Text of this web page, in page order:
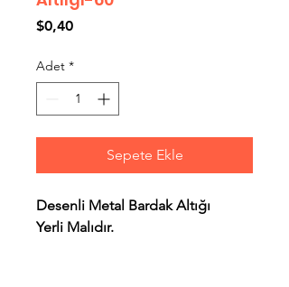
$0,40Fiyat
Adet *
Sepete Ekle
Desenli Metal Bardak Altığı
Yerli Malıdır.